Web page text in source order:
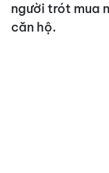
người trót mua
căn hộ.